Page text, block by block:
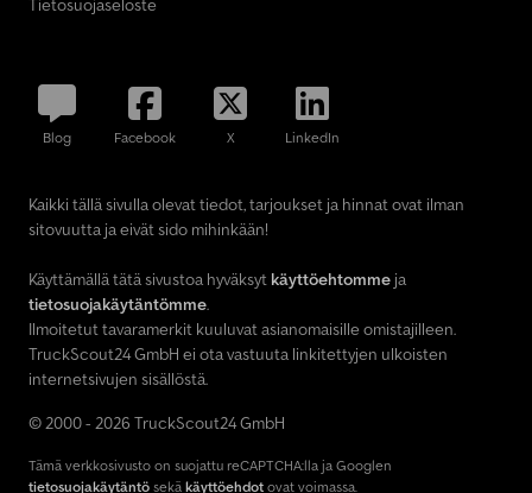
Tietosuojaseloste
Blog Facebook X LinkedIn
Kaikki tällä sivulla olevat tiedot, tarjoukset ja hinnat ovat ilman
sitovuutta ja eivät sido mihinkään!
Käyttämällä tätä sivustoa hyväksyt käyttöehtomme ja
tietosuojakäytäntömme.
Ilmoitetut tavaramerkit kuuluvat asianomaisille omistajilleen.
TruckScout24 GmbH ei ota vastuuta linkitettyjen ulkoisten
internetsivujen sisällöstä.
© 2000 - 2026 TruckScout24 GmbH
Tämä verkkosivusto on suojattu reCAPTCHA:lla ja Googlen
tietosuojakäytäntö sekä käyttöehdot ovat voimassa.